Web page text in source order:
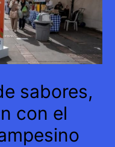
sabores,
con el